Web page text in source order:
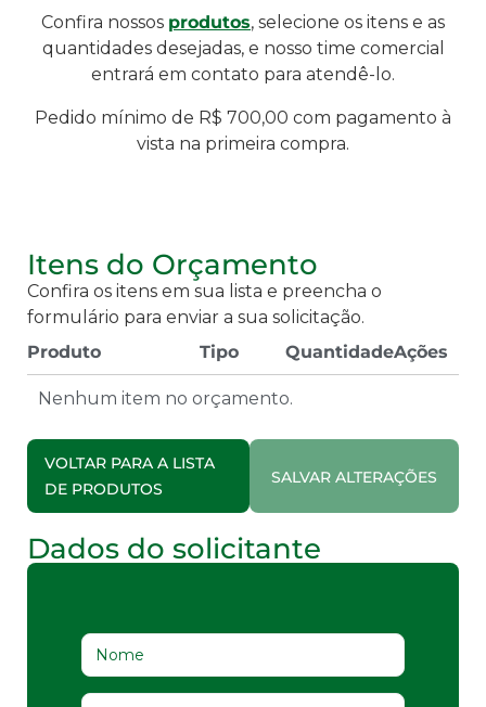
Confira nossos produtos, selecione os itens e as
quantidades desejadas, e nosso time comercial
entrará em contato para atendê-lo.
Pedido mínimo de R$ 700,00 com pagamento à
vista na primeira compra.
Itens do Orçamento
Confira os itens em sua lista e preencha o
formulário para enviar a sua solicitação.
Produto
Tipo QuantidadeAções
Nenhum item no orçamento.
VOLTAR PARA A LISTA
DE PRODUTOS
SALVAR ALTERAÇÕES
Dados do solicitante